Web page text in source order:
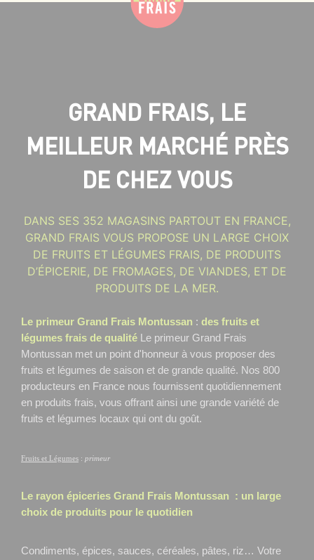
GRAND FRAIS, LE
MEILLEUR MARCHÉ PRÈS
DE CHEZ VOUS
DANS SES 352 MAGASINS PARTOUT EN FRANCE,
GRAND FRAIS VOUS PROPOSE UN LARGE CHOIX
DE FRUITS ET LÉGUMES FRAIS, DE PRODUITS
D’ÉPICERIE, DE FROMAGES, DE VIANDES, ET DE
PRODUITS DE LA MER.
Le primeur Grand Frais Montussan : des fruits et
légumes frais de qualité Le primeur Grand Frais
Montussan met un point d'honneur à vous proposer des
fruits et légumes de saison et de grande qualité. Nos 800
producteurs en France nous fournissent quotidiennement
en produits frais, vous offrant ainsi une grande variété de
fruits et légumes locaux qui ont du goût.
Fruits et Légumes : primeur
Le rayon épiceries Grand Frais Montussan
: un large
choix de produits pour le quotidien
Condiments, épices, sauces, céréales, pâtes, riz… Votre